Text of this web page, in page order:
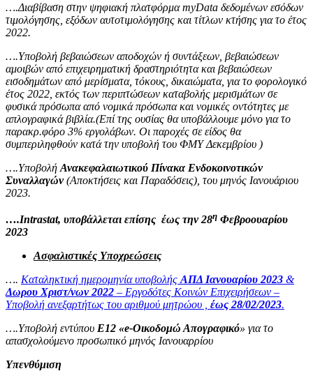
….Διαβίβαση στην ψηφιακή πλατφόρμα myData δεδομένων εσόδων
τιμολόγησης, εξόδων αυτοτιμολόγησης και τίτλων κτήσης για το έτος
2022.
….Υποβολή βεβαιώσεων αποδοχών ή συντάξεων, βεβαιώσεων
αμοιβών από επιχειρηματική δραστηριότητα και βεβαιώσεων
εισοδημάτων από μερίσματα, τόκους, δικαιώματα, για το φορολογικό
έτος 2022, εκτός των περιπτώσεων καταβολής μερισμάτων σε
φυσικά πρόσωπα από νομικά πρόσωπα και νομικές οντότητες με
απλογραφικά βιβλία.(Επί της ουσίας θα υποβάλλουμε μόνο για το
παρακρ.φόρο 3% εργολάβων. Οι παροχές σε είδος θα
συμπεριληφθούν κατά την υποβολή του ΦΜΥ Δεκεμβρίου )
….Υποβολή Ανακεφαλαιωτικού Πίνακα Ενδοκοινοτικών
Συναλλαγών(Αποκτήσεις και Παραδόσεις), του μηνός Ιανουάριου
2023.
….Intrastat, υποβάλλεται επίσης έως την 28η Φεβροουαρίου
2023
Ασφαλιστικές Υποχρεώσεις
…. Καταληκτική ημερομηνία υποβολής ΑΠΔ Ιανουαρίου 2023 &
Δωρου Χριστ/νων 2022 – Εργοδότες Κοινών Επιχειρήσεων –
Υποβολή ανεξαρτήτως του αριθμού μητρώου , έως 28/02/2023.
….Υποβολή εντύπου Ε12 «e-Οικοδομώ Απογραφικό» για το
απασχολούμενο προσωπικό μηνός Ιανουαρρίου
Υπενθύμιση